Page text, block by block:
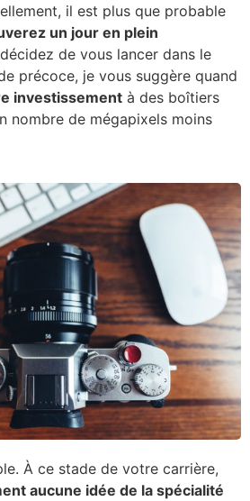
il est plus que probable
un jour en plein
de vous lancer dans le
précoce, je vous suggère quand
investissement à des boîtiers
nombre de mégapixels moins
À ce stade de votre carrière,
aucune idée de la spécialité